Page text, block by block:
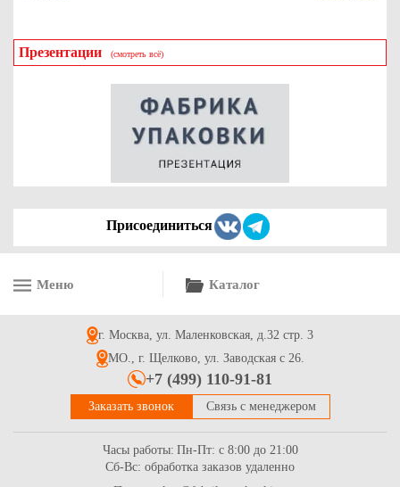
Контейнер бумажный с круглым дном, 300мл крафт
Контейнер бумажный с круглым дном, 500мл белый
Презентации (смотреть всё)
Присоединиться
Меню Каталог
г. Москва, ул. Маленковская, д.32 стр. 3
МО., г. Щелково, ул. Заводская с 26.
+7 (499) 110-91-81
Заказать звонок Связь с менеджером
Часы работы: Пн-Пт: с 8:00 до 21:00
Сб-Вс: обработка заказов удаленно